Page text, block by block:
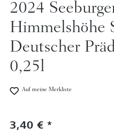
2024
Himmelshöhe
Deutscher
0,25l
Auf meine Merkliste
Regulärer Preis:
3,40 €